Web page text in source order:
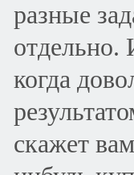
разные
отдельно.
когда
скажет